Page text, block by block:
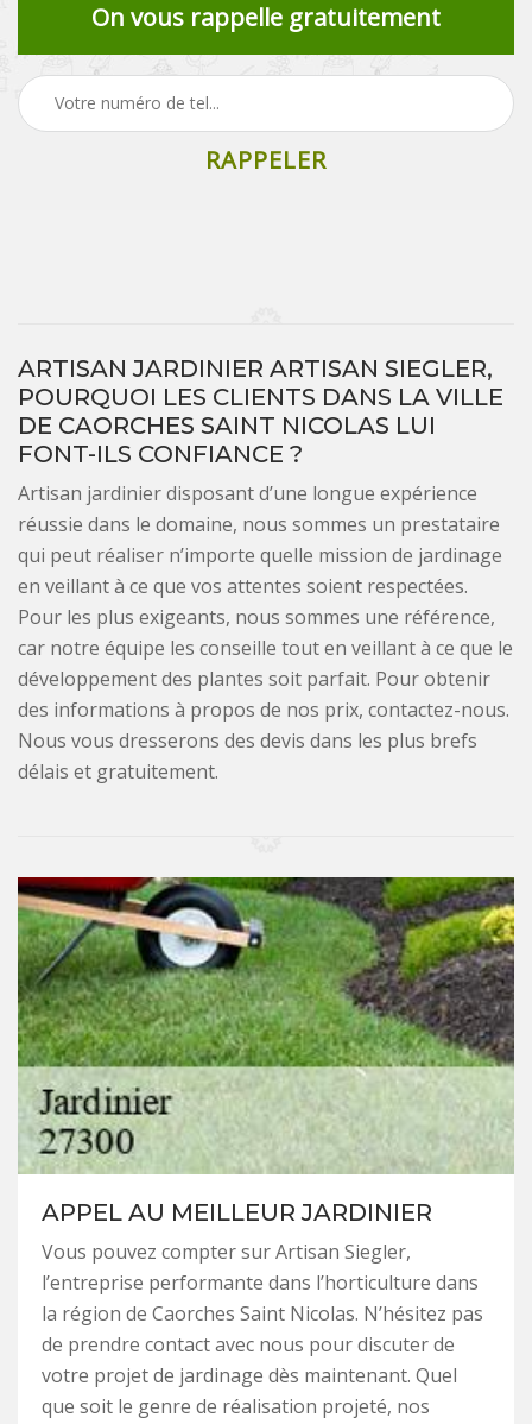
On vous rappelle gratuitement
ARTISAN JARDINIER ARTISAN SIEGLER,
POURQUOI LES CLIENTS DANS LA VILLE
DE CAORCHES SAINT NICOLAS LUI
FONT-ILS CONFIANCE ?
Artisan jardinier disposant d’une longue expérience
réussie dans le domaine, nous sommes un prestataire
qui peut réaliser n’importe quelle mission de jardinage
en veillant à ce que vos attentes soient respectées.
Pour les plus exigeants, nous sommes une référence,
car notre équipe les conseille tout en veillant à ce que le
développement des plantes soit parfait. Pour obtenir
des informations à propos de nos prix, contactez-nous.
Nous vous dresserons des devis dans les plus brefs
délais et gratuitement.
APPEL AU MEILLEUR JARDINIER
Vous pouvez compter sur Artisan Siegler,
l’entreprise performante dans l’horticulture dans
la région de Caorches Saint Nicolas. N’hésitez pas
de prendre contact avec nous pour discuter de
votre projet de jardinage dès maintenant. Quel
que soit le genre de réalisation projeté, nos